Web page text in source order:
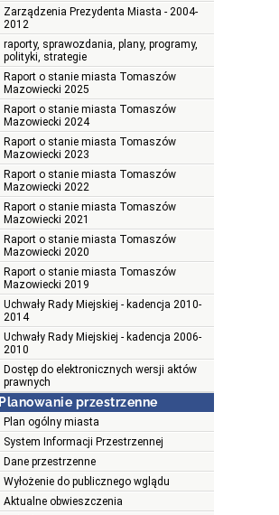
Zarządzenia Prezydenta Miasta - 2004-
2012
raporty, sprawozdania, plany, programy,
polityki, strategie
Raport o stanie miasta Tomaszów
Mazowiecki 2025
Raport o stanie miasta Tomaszów
Mazowiecki 2024
Raport o stanie miasta Tomaszów
Mazowiecki 2023
Raport o stanie miasta Tomaszów
Mazowiecki 2022
Raport o stanie miasta Tomaszów
Mazowiecki 2021
Raport o stanie miasta Tomaszów
Mazowiecki 2020
Raport o stanie miasta Tomaszów
Mazowiecki 2019
Uchwały Rady Miejskiej - kadencja 2010-
2014
Uchwały Rady Miejskiej - kadencja 2006-
2010
Dostęp do elektronicznych wersji aktów
prawnych
Planowanie przestrzenne
Plan ogólny miasta
System Informacji Przestrzennej
Dane przestrzenne
Wyłożenie do publicznego wglądu
Aktualne obwieszczenia